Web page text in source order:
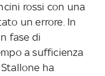
rossi con una
un errore. In
fase di
a sufficienza
ha